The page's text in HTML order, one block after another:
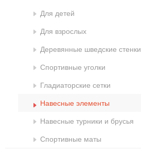
Для детей
Для взрослых
Деревянные шведские стенки
Спортивные уголки
Гладиаторские сетки
Навесные элементы
Навесные турники и брусья
Спортивные маты